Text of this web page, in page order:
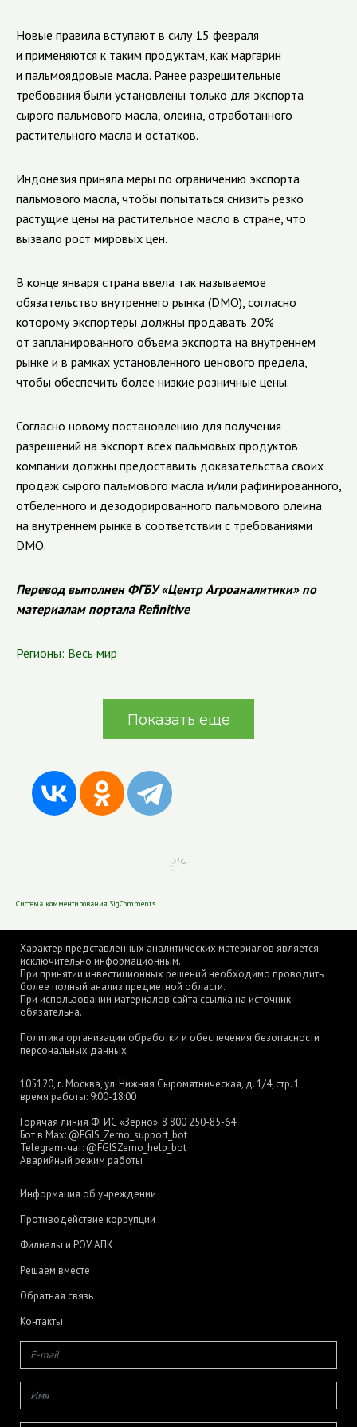
Новые правила вступают в силу 15 февраля
и применяются к таким продуктам, как маргарин
и пальмоядровые масла. Ранее разрешительные
требования были установлены только для экспорта
сырого пальмового масла, олеина, отработанного
растительного масла и остатков.
Индонезия приняла меры по ограничению экспорта
пальмового масла, чтобы попытаться снизить резко
растущие цены на растительное масло в стране, что
вызвало рост мировых цен.
В конце января страна ввела так называемое
обязательство внутреннего рынка (DMO), согласно
которому экспортеры должны продавать 20%
от запланированного объема экспорта на внутреннем
рынке и в рамках установленного ценового предела,
чтобы обеспечить более низкие розничные цены.
Согласно новому постановлению для получения
разрешений на экспорт всех пальмовых продуктов
компании должны предоставить доказательства своих
продаж сырого пальмового масла и/или рафинированного,
отбеленного и дезодорированного пальмового олеина
на внутреннем рынке в соответствии с требованиями
DMO.
Перевод выполнен ФГБУ «Центр Агроаналитики» по
материалам портала Refinitive
Регионы: Весь мир
Показать еще
Система комментирования SigComments
Характер представленных аналитических материалов является
исключительно информационным.
При принятии инвестиционных решений необходимо проводить
более полный анализ предметной области.
При использовании материалов сайта ссылка на источник
обязательна.
Политика организации обработки и обеспечения безопасности
персональных данных
105120, г. Москва, ул. Нижняя Сыромятническая, д. 1/4, стр. 1
время работы: 9:00-18:00
Горячая линия ФГИС «Зерно»: 8 800 250-85-64
Бот в Max: @FGIS_Zerno_support_bot
Telegram-чат: @FGISZerno_help_bot
Аварийный режим работы
Информация об учреждении
Противодействие коррупции
Филиалы и РОУ АПК
Решаем вместе
Обратная связь
Контакты